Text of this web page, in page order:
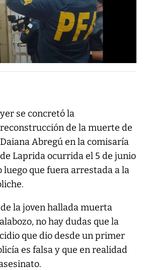
yer se concretó la
reconstrucción de la muerte de
Daiana Abregú en la comisaría
de Laprida ocurrida el 5 de junio
luego que fuera arrestada a la
la joven hallada muerta
no hay dudas que la
que dio desde un primer
es falsa y que en realidad